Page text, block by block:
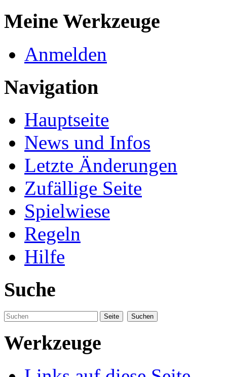
Meine Werkzeuge
Anmelden
Navigation
Hauptseite
News und Infos
Letzte Änderungen
Zufällige Seite
Spielwiese
Regeln
Hilfe
Suche
Werkzeuge